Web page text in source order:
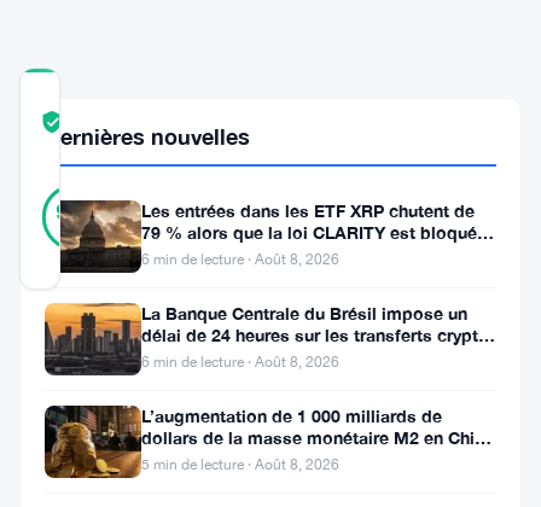
SCORE
90%
RÉEL
Vérifié
votes
Mis à jour 2 ans il y a
Indonésie,
des
discussions
sont
Dernières nouvelles
Les entrées dans les ETF XRP chutent de
79 % alors que la loi CLARITY est bloquée
avant la pause du Sénat
6 min de lecture · Août 8, 2026
La Banque Centrale du Brésil impose un
délai de 24 heures sur les transferts crypto
de plus de 10 000 $
6 min de lecture · Août 8, 2026
L’augmentation de 1 000 milliards de
dollars de la masse monétaire M2 en Chine
laisse les traders de Bitcoin
5 min de lecture · Août 8, 2026